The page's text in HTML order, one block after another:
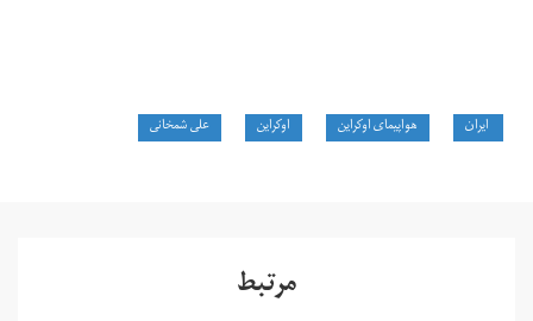
ایران هواپیمای اوکراین اوکراین علی شمخانی
مرتبط